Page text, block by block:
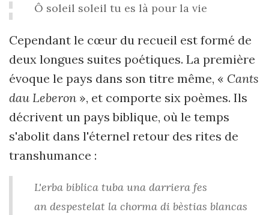
Ô soleil soleil tu es là pour la vie
Cependant le cœur du recueil est formé de
deux longues suites poétiques. La première
évoque le pays dans son titre même, « Cants
dau Leberon », et comporte six poèmes. Ils
décrivent un pays biblique, où le temps
s'abolit dans l'éternel retour des rites de
transhumance :
L'erba biblica tuba una darriera fes
an despestelat la chorma di bèstias blancas